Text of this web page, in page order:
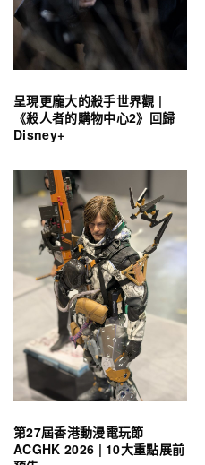
呈現更龐大的殺手世界觀 |
《殺人者的購物中心2》回歸
Disney+
第27屆香港動漫電玩節
ACGHK 2026 | 10大重點展前